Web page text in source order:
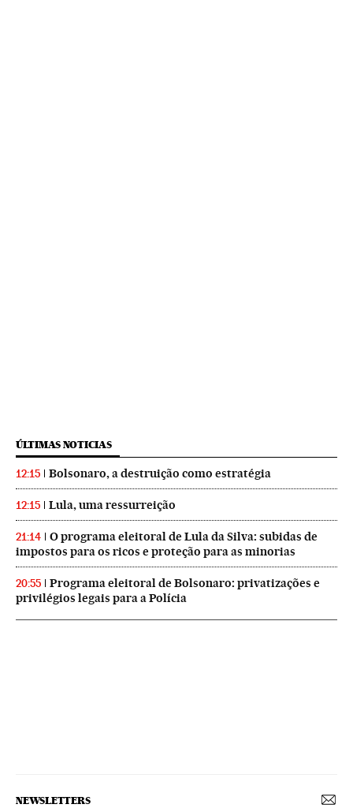
ÚLTIMAS NOTICIAS
12:15 Bolsonaro, a destruição como estratégia
12:15 Lula, uma ressurreição
21:14
O programa eleitoral de Lula da Silva: subidas de
impostos para os ricos e proteção para as minorias
20:55
Programa eleitoral de Bolsonaro: privatizações e
privilégios legais para a Polícia
NEWSLETTERS